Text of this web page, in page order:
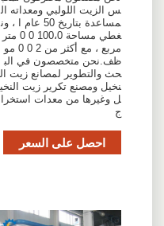
س الزيت اللولبي ومعداته ال
مساعدة بتاريخ 50 عام ا ، ون
غطي مساحة 100،0 0 0 متر
مربع ، مع أكثر من 2 0 0 مو
ظف.نحن متخصصون في الب
حث والتطوير لمصانع زيت ال
نخيل ومصنع تكرير زيت النخي
ل وغيرها من معدات استخرا
ج
احصل على السعر